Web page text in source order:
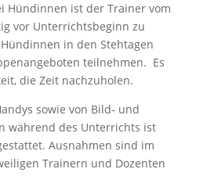
Hündinnen ist der Trainer vom
vor Unterrichtsbeginn zu
in den Stehtagen
teilnehmen. Es
die Zeit nachzuholen.
sowie von Bild- und
während des Unterrichts ist
Ausnahmen sind im
Trainern und Dozenten